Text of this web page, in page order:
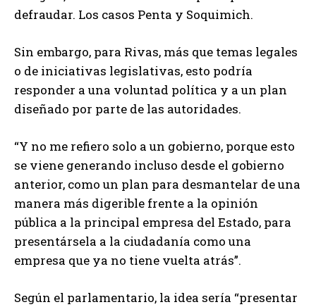
defraudar. Los casos Penta y Soquimich.
Sin embargo, para Rivas, más que temas legales
o de iniciativas legislativas, esto podría
responder a una voluntad política y a un plan
diseñado por parte de las autoridades.
“Y no me refiero solo a un gobierno, porque esto
se viene generando incluso desde el gobierno
anterior, como un plan para desmantelar de una
manera más digerible frente a la opinión
pública a la principal empresa del Estado, para
presentársela a la ciudadanía como una
empresa que ya no tiene vuelta atrás”.
Según el parlamentario, la idea sería “presentar